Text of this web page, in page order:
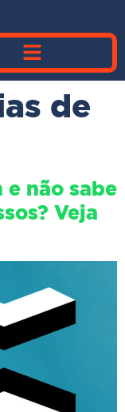
de
não sabe
Veja